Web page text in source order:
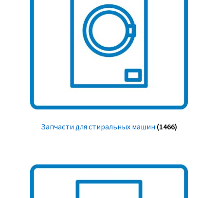
Запчасти для стиральных машин (1466)